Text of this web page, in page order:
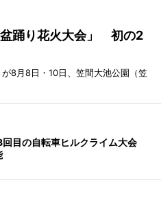
踊り花火大会」 初の2
8月8日・10日、笠間大池公園（笠
回目の自転車ヒルクライム大会